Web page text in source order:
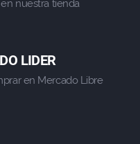
nuestra tienda
LIDER
en Mercado Libre